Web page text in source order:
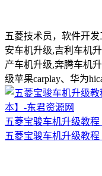
五菱技术员，软件开
安车机升级,吉利车机
产车机升级,奔腾车机
级苹果carplay、华为
五菱宝骏车机升级教
五菱宝骏车机升级教